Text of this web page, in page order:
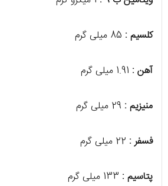
کلسیم :
آهن :
منیزیم :
فسفر :
پتاسیم :